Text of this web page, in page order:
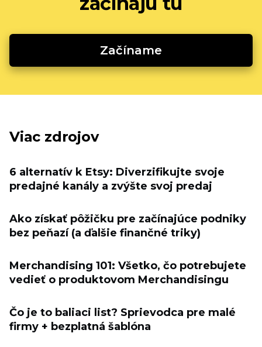
Začíname
Viac zdrojov
6 alternatív k Etsy: Diverzifikujte svoje
predajné kanály a zvýšte svoj predaj
Ako získať pôžičku pre začínajúce podniky
bez peňazí (a ďalšie finančné triky)
Merchandising 101: Všetko, čo potrebujete
vedieť o produktovom Merchandisingu
Čo je to baliaci list? Sprievodca pre malé
firmy + bezplatná šablóna